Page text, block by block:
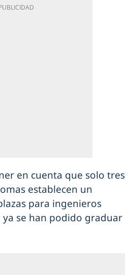
en cuenta que solo tres
establecen un
para ingenieros
se han podido graduar